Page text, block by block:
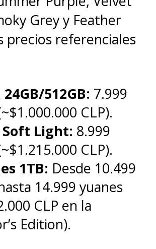
Grey y Feather
precios referenciales
512GB: 7.999
CLP).
Soft Light: 8.999
CLP).
1TB: Desde 10.499
14.999 yuanes
CLP en la
Edition).